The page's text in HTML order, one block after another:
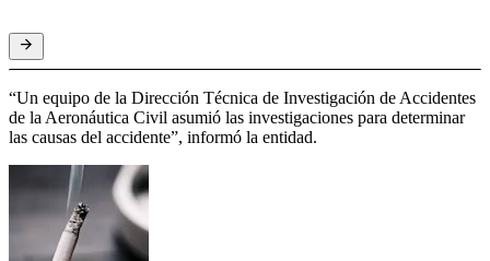
“Un equipo de la Dirección Técnica de Investigación de Accidentes
de la Aeronáutica Civil asumió las investigaciones para determinar
las causas del accidente”, informó la entidad.